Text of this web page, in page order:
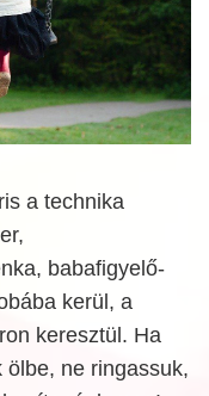
a technika
babafigyelő-
kerül, a
keresztül. Ha
ne ringassuk,